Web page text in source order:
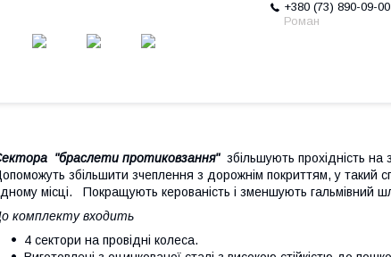
+380 (73) 890-09-00
Роман
"браслети протиковзання"збільшують прохідність на
збільшити зчеплення з дорожнім покриттям, у такий
місці. Покращують керованість і зменшують гальмівний
комплекту входить
4 сектори на провідні колеса.